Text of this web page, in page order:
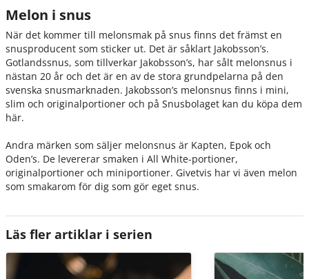
Melon i snus
När det kommer till melonsmak på snus finns det främst en
snusproducent som sticker ut. Det är såklart Jakobsson’s.
Gotlandssnus, som tillverkar Jakobsson’s, har sålt melonsnus i
nästan 20 år och det är en av de stora grundpelarna på den
svenska snusmarknaden. Jakobsson’s melonsnus finns i mini,
slim och originalportioner och på Snusbolaget kan du köpa dem
här.
Andra märken som säljer melonsnus är Kapten, Epok och
Oden’s. De levererar smaken i All White-portioner,
originalportioner och miniportioner. Givetvis har vi även melon
som smakarom för dig som gör eget snus.
Läs fler artiklar i serien